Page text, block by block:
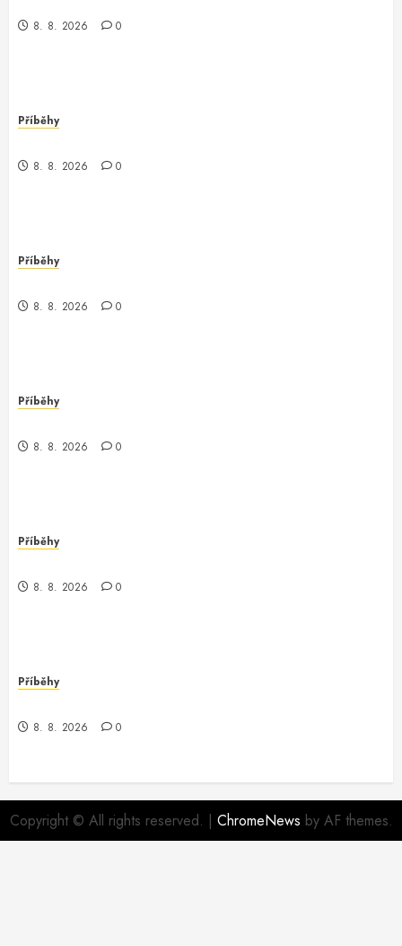
8. 8. 2026 0
Příběhy
8. 8. 2026 0
Příběhy
8. 8. 2026 0
Příběhy
8. 8. 2026 0
Příběhy
8. 8. 2026 0
Příběhy
8. 8. 2026 0
Copyright © All rights reserved. | ChromeNews by AF themes.